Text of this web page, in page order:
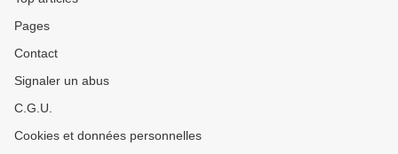
Pages
Contact
Signaler un abus
C.G.U.
Cookies et données personnelles